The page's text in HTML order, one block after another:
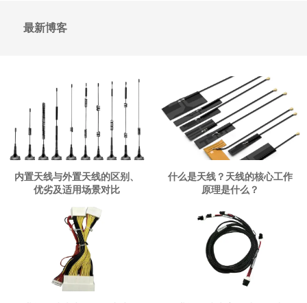
最新博客
内置天线与外置天线的区别、
优劣及适用场景对比
什么是天线？天线的核心工作
原理是什么？